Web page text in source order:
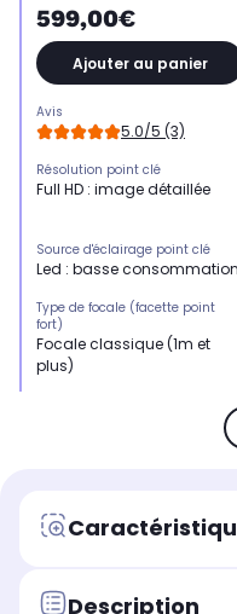
599,00€
Ajouter au panier
Avis
5.0/5 (3)
Résolution point clé
Full HD : image détaillée
Source d'éclairage point clé
Led : basse consommation
Type de focale (facette point
fort)
Focale classique (1m et
plus)
permanente au plafond ou
en fond de pièce. Nécessite
pour projeter l'image
Description